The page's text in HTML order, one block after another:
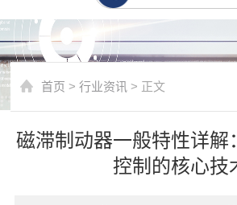
首页 >行业资讯 > 正文
磁滞制动器一般特性详解
控制的核心技